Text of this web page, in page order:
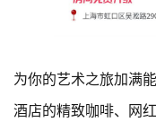
为你的艺术之旅加满
酒店的精致咖啡、网